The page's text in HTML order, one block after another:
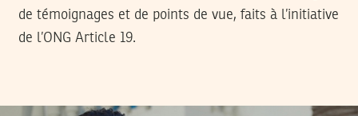
de témoignages et de points de vue, faits à l’initiative
de l’ONG Article 19.